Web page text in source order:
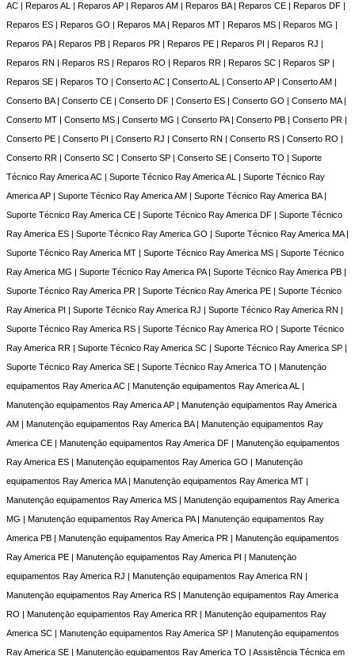
AC | Reparos AL | Reparos AP | Reparos AM | Reparos BA | Reparos CE | Reparos DF |
Reparos ES | Reparos GO | Reparos MA | Reparos MT | Reparos MS | Reparos MG |
Reparos PA | Reparos PB | Reparos PR | Reparos PE | Reparos PI | Reparos RJ |
Reparos RN | Reparos RS | Reparos RO | Reparos RR | Reparos SC | Reparos SP |
Reparos SE | Reparos TO | Conserto AC | Conserto AL | Conserto AP | Conserto AM |
Conserto BA | Conserto CE | Conserto DF | Conserto ES | Conserto GO | Conserto MA |
Conserto MT | Conserto MS | Conserto MG | Conserto PA | Conserto PB | Conserto PR |
Conserto PE | Conserto PI | Conserto RJ | Conserto RN | Conserto RS | Conserto RO |
Conserto RR | Conserto SC | Conserto SP | Conserto SE | Conserto TO | Suporte
Técnico Ray America AC | Suporte Técnico Ray America AL | Suporte Técnico Ray
America AP | Suporte Técnico Ray America AM | Suporte Técnico Ray America BA |
Suporte Técnico Ray America CE | Suporte Técnico Ray America DF | Suporte Técnico
Ray America ES | Suporte Técnico Ray America GO | Suporte Técnico Ray America MA |
Suporte Técnico Ray America MT | Suporte Técnico Ray America MS | Suporte Técnico
Ray America MG | Suporte Técnico Ray America PA | Suporte Técnico Ray America PB |
Suporte Técnico Ray America PR | Suporte Técnico Ray America PE | Suporte Técnico
Ray America PI | Suporte Técnico Ray America RJ | Suporte Técnico Ray America RN |
Suporte Técnico Ray America RS | Suporte Técnico Ray America RO | Suporte Técnico
Ray America RR | Suporte Técnico Ray America SC | Suporte Técnico Ray America SP |
Suporte Técnico Ray America SE | Suporte Técnico Ray America TO | Manutençāo
equipamentos Ray America AC | Manutençāo equipamentos Ray America AL |
Manutençāo equipamentos Ray America AP | Manutençāo equipamentos Ray America
AM | Manutençāo equipamentos Ray America BA | Manutençāo equipamentos Ray
America CE | Manutençāo equipamentos Ray America DF | Manutençāo equipamentos
Ray America ES | Manutençāo equipamentos Ray America GO | Manutençāo
equipamentos Ray America MA | Manutençāo equipamentos Ray America MT |
Manutençāo equipamentos Ray America MS | Manutençāo equipamentos Ray America
MG | Manutençāo equipamentos Ray America PA | Manutençāo equipamentos Ray
America PB | Manutençāo equipamentos Ray America PR | Manutençāo equipamentos
Ray America PE | Manutençāo equipamentos Ray America PI | Manutençāo
equipamentos Ray America RJ | Manutençāo equipamentos Ray America RN |
Manutençāo equipamentos Ray America RS | Manutençāo equipamentos Ray America
RO | Manutençāo equipamentos Ray America RR | Manutençāo equipamentos Ray
America SC | Manutençāo equipamentos Ray America SP | Manutençāo equipamentos
Ray America SE | Manutençāo equipamentos Ray America TO | Assistência Técnica em